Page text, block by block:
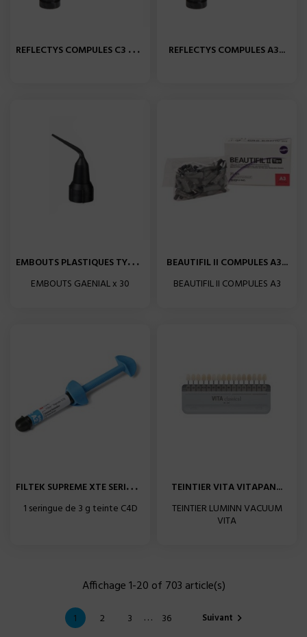
R
EFLECTYS COMPULES C3 X20... REFLECTYS COMPULES A3...
E
MBOUTS PLASTIQUES TYPE III...
EMBOUTS GAENIAL x 30
BEAUTIFIL II COMPULES A3...
BEAUTIFIL II COMPULES A3
F
ILTEK SUPREME XTE SERINGUE...
1 seringue de 3 g teinte C4D
TEINTIER VITA VITAPAN...
TEINTIER LUMINN VACUUM
VITA
Affichage 1-20 of 703 article(s)
1 2 3 … 36 Suivant 